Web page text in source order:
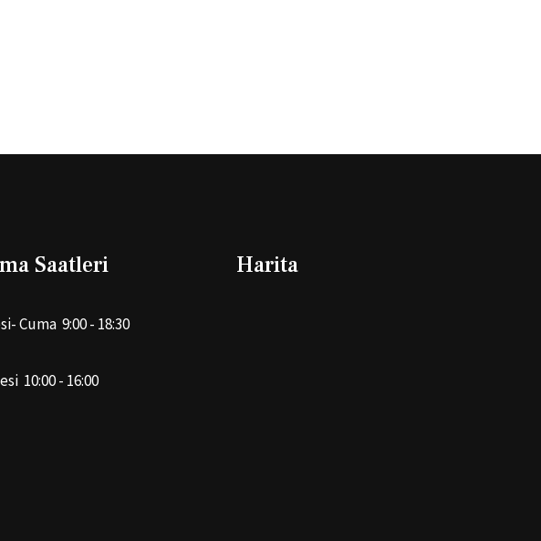
Saatleri
Cuma 9:00 - 18:30
10:00 - 16:00
Harita